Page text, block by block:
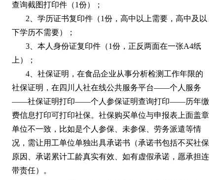
查询截图打印件（1份）；
2、学历证书复印件（1份，高中以上需要，高中及以
下学历不需要）；
3、本人身份证复印件（1份，正反两面在一张A4纸
上）；
4、社保证明，在食品企业从事分析检测工作年限的
社保证明，在四川人社在线公共服务平台——个人服务
——社保证明打印——个人参保证明查询打印——历年缴
费信息打印可打印社保。社保购买单位与申报表上面盖章
单位不一致，比如是个人参保、未参保、劳务派遣等情
况，需让用工单位单独出具承诺书（承诺书包括不买社保
原因、承诺累计工龄真实有效、如有虚假承诺，愿承担连
带责任）。